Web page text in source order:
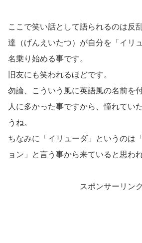
ここで笑い話として語られるのは反
達（げんえいたつ）が自分を「イリ
名乗り始める事です。
旧友にも笑われるほどです。
勿論、こういう風に英語風の名前を
人に多かった事ですから、憧れてい
うね。
ちなみに「イリューダ」というのは
ョン」と言う事から来ていると思われ
スポンサーリンク